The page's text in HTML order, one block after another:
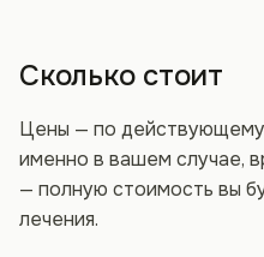
Сколько стоит
Цены — по
именно в вашем случае,
— полную стоимость вы
лечения.